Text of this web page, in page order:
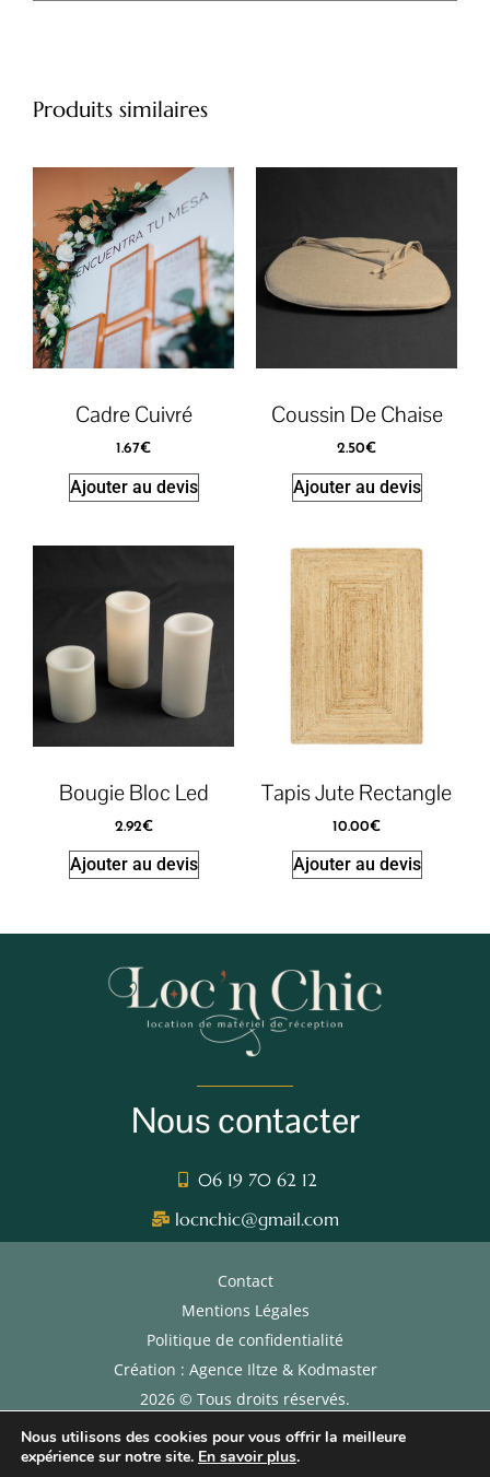
Produits similaires
Cadre Cuivré
1.67€
Ajouter au devis
Coussin De Chaise
2.50€
Ajouter au devis
Bougie Bloc Led
2.92€
Ajouter au devis
Tapis Jute Rectangle
10.00€
Ajouter au devis
Nous contacter
06 19 70 62 12
locnchic@gmail.com
Contact
Mentions Légales
Politique de confidentialité
Création : Agence Iltze & Kodmaster
2026 © Tous droits réservés.
Nous utilisons des cookies pour vous offrir la meilleure
expérience sur notre site. En savoir plus.